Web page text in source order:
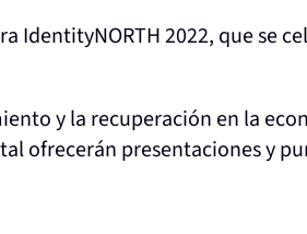
2022, que se
y la recuperación en la
ofrecerán presentaciones y